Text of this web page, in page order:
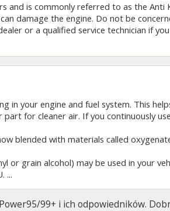
is commonly referred to as the Anti
damage the engine. Do not be
or a qualified service technician if
your engine and fuel system. This
for cleaner air. If you continuously
blended with materials called
or grain alcohol) may be used in your
...
99+ i ich odpowiedników.